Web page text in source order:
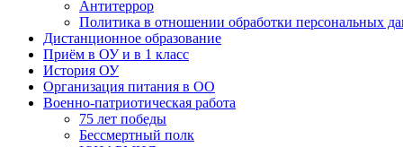
Антитеррор
Политика в отношении обработки персональных
Дистанционное образование
Приём в ОУ и в 1 класс
История ОУ
Организация питания в ОО
Военно-патриотическая работа
75 лет победы
Бессмертный полк